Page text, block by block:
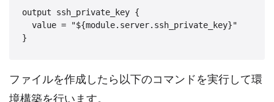
output ssh_private_key {
  value = "${module.server.ssh_private_key}"
}
ファイルを作成したら以下のコマンドを実行して環
境構築を行います。